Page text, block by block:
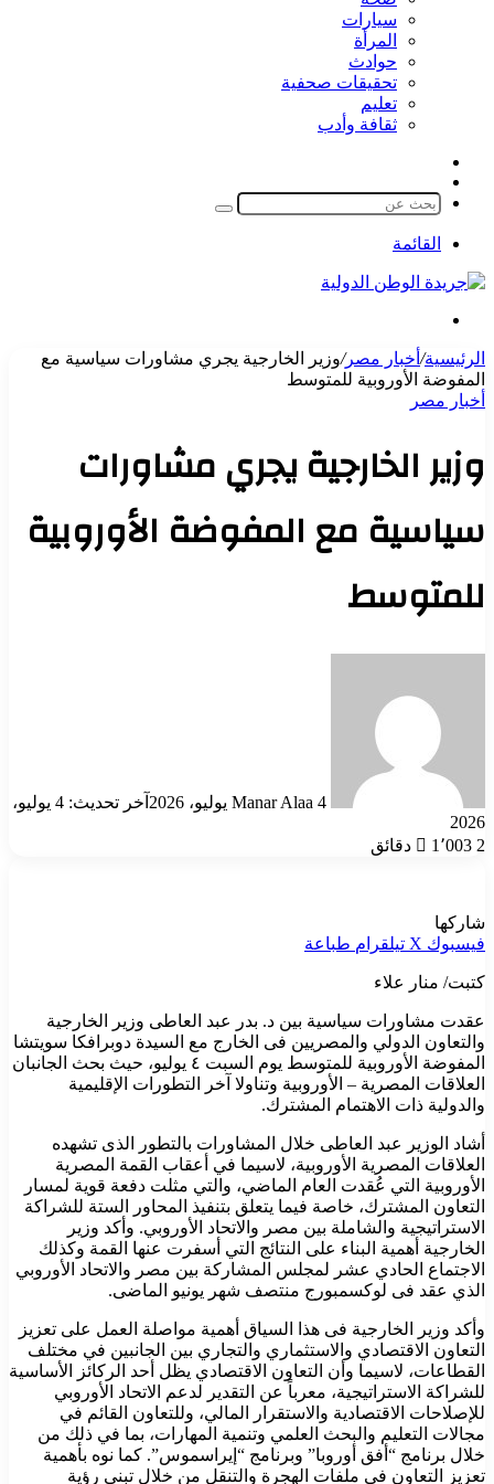
سيارات
المرأة
حوادث
تحقيقات صحفية
تعليم
ثقافة وأدب
المظلم
بحث
القائمة
الرئيسية/ أخبار مصر/وزير الخارجية يجري مشاورات سياسية مع
المفوضة الأوروبية للمتوسط
أخبار مصر
وزير الخارجية يجري مشاورات
سياسية مع المفوضة الأوروبية
للمتوسط
Manar Alaa 4 يوليو، 2026
آخر تحديث: 4 يوليو،
2026
1٬003 2 دقائق
شاركها
فيسبوك ‫X تيلقرام طباعة
كتبت/ منار علاء
عقدت مشاورات سياسية بين د. بدر عبد العاطى وزير الخارجية
والتعاون الدولي والمصريين فى الخارج مع السيدة دوبرافكا سويتشا
المفوضة الأوروبية للمتوسط يوم السبت ٤ يوليو، حيث بحث الجانبان
العلاقات المصرية – الأوروبية وتناولا آخر التطورات الإقليمية
والدولية ذات الاهتمام المشترك.
أشاد الوزير عبد العاطى خلال المشاورات بالتطور الذى تشهده
العلاقات المصرية الأوروبية، لاسيما في أعقاب القمة المصرية
الأوروبية التي عُقدت العام الماضي، والتي مثلت دفعة قوية لمسار
التعاون المشترك، خاصة فيما يتعلق بتنفيذ المحاور الستة للشراكة
الاستراتيجية والشاملة بين مصر والاتحاد الأوروبي. وأكد وزير
الخارجية أهمية البناء على النتائج التي أسفرت عنها القمة وكذلك
الاجتماع الحادي عشر لمجلس المشاركة بين مصر والاتحاد الأوروبي
الذي عقد فى لوكسمبورج منتصف شهر يونيو الماضى.
وأكد وزير الخارجية فى هذا السياق أهمية مواصلة العمل على تعزيز
التعاون الاقتصادي والاستثماري والتجاري بين الجانبين في مختلف
القطاعات، لاسيما وأن التعاون الاقتصادي يظل أحد الركائز الأساسية
للشراكة الاستراتيجية، معرباً عن التقدير لدعم الاتحاد الأوروبي
للإصلاحات الاقتصادية والاستقرار المالي، وللتعاون القائم في
مجالات التعليم والبحث العلمي وتنمية المهارات، بما في ذلك من
خلال برنامج “أفق أوروبا” وبرنامج “إيراسموس”. كما نوه بأهمية
تعزيز التعاون في ملفات الهجرة والتنقل من خلال تبني رؤية